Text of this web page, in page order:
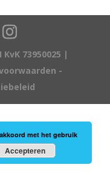
73950025 |
-
met het gebruik
Accepteren